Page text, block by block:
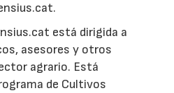
está dirigida a
asesores y otros
agrario. Está
de Cultivos